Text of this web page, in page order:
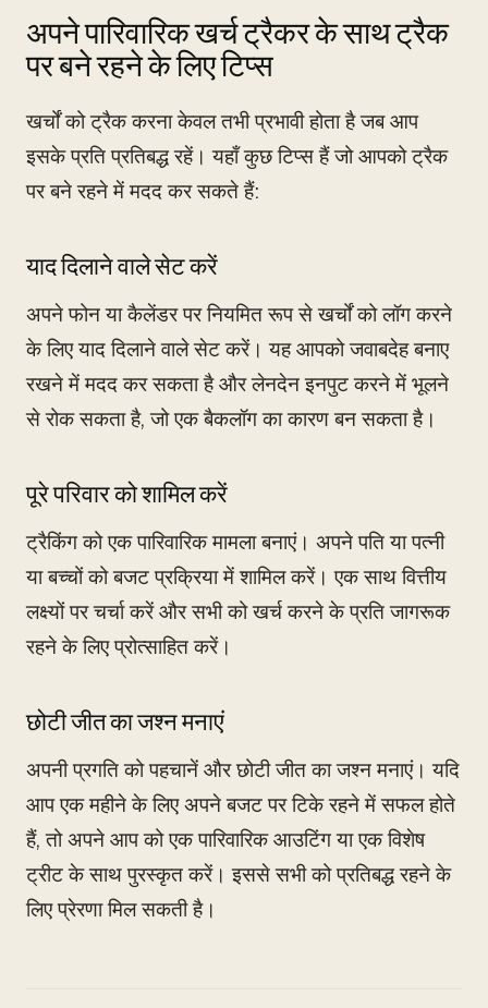
अपने पारिवारिक खर्च ट्रैकर के साथ ट्रैक
पर बने रहने के लिए टिप्स
खर्चों को ट्रैक करना केवल तभी प्रभावी होता है जब आप
इसके प्रति प्रतिबद्ध रहें। यहाँ कुछ टिप्स हैं जो आपको ट्रैक
पर बने रहने में मदद कर सकते हैं:
याद दिलाने वाले सेट करें
अपने फोन या कैलेंडर पर नियमित रूप से खर्चों को लॉग करने
के लिए याद दिलाने वाले सेट करें। यह आपको जवाबदेह बनाए
रखने में मदद कर सकता है और लेनदेन इनपुट करने में भूलने
से रोक सकता है, जो एक बैकलॉग का कारण बन सकता है।
पूरे परिवार को शामिल करें
ट्रैकिंग को एक पारिवारिक मामला बनाएं। अपने पति या पत्नी
या बच्चों को बजट प्रक्रिया में शामिल करें। एक साथ वित्तीय
लक्ष्यों पर चर्चा करें और सभी को खर्च करने के प्रति जागरूक
रहने के लिए प्रोत्साहित करें।
छोटी जीत का जश्न मनाएं
अपनी प्रगति को पहचानें और छोटी जीत का जश्न मनाएं। यदि
आप एक महीने के लिए अपने बजट पर टिके रहने में सफल होते
हैं, तो अपने आप को एक पारिवारिक आउटिंग या एक विशेष
ट्रीट के साथ पुरस्कृत करें। इससे सभी को प्रतिबद्ध रहने के
लिए प्रेरणा मिल सकती है।